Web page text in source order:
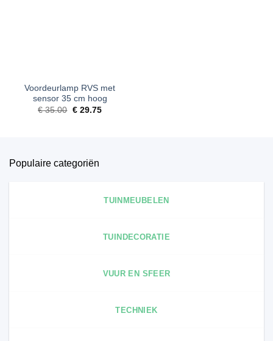
Voordeurlamp RVS met
sensor 35 cm hoog
€35.00 Oorspronkelijke
€29.75Huidige
Populaire categoriën
TUINMEUBELEN
TUINDECORATIE
VUUR EN SFEER
TECHNIEK